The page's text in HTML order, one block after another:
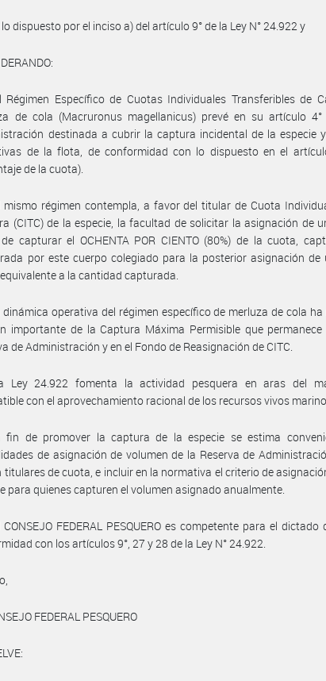
lo dispuesto por el inciso a) del artículo 9° de la Ley N° 24.922 y
Régimen Específico de Cuotas Individuales Transferibles de
de cola (Macruronus magellanicus) prevé en su artículo
destinada a cubrir la captura incidental de la especie
de la flota, de conformidad con lo dispuesto en el
de la cuota).
mismo régimen contempla, a favor del titular de Cuota
(CITC) de la especie, la facultad de solicitar la asignación de
capturar el OCHENTA POR CIENTO (80%) de la cuota,
por este cuerpo colegiado para la posterior asignación de
a la cantidad capturada.
dinámica operativa del régimen específico de merluza de cola
importante de la Captura Máxima Permisible que
de Administración y en el Fondo de Reasignación de CITC.
Ley 24.922 fomenta la actividad pesquera en aras del
con el aprovechamiento racional de los recursos vivos
fin de promover la captura de la especie se estima
de asignación de volumen de la Reserva de
titulares de cuota, e incluir en la normativa el criterio de
para quienes capturen el volumen asignado anualmente.
CONSEJO FEDERAL PESQUERO es competente para el
con los artículos 9°, 27 y 28 de la Ley N° 24.922.
FEDERAL PESQUERO